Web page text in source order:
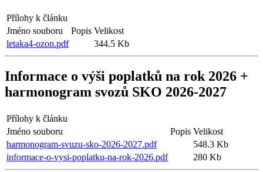
Přílohy k článku
Jméno souboru
Popis Velikost
letaka4-ozon.pdf
344.5 Kb
Informace o výši poplatků na rok 2026 +
harmonogram svozů SKO 2026-2027
Přílohy k článku
Jméno souboru
Popis Velikost
harmonogram-svuzu-sko-2026-2027.pdf
548.3 Kb
informace-o-vysi-poplatku-na-rok-2026.pdf
280 Kb